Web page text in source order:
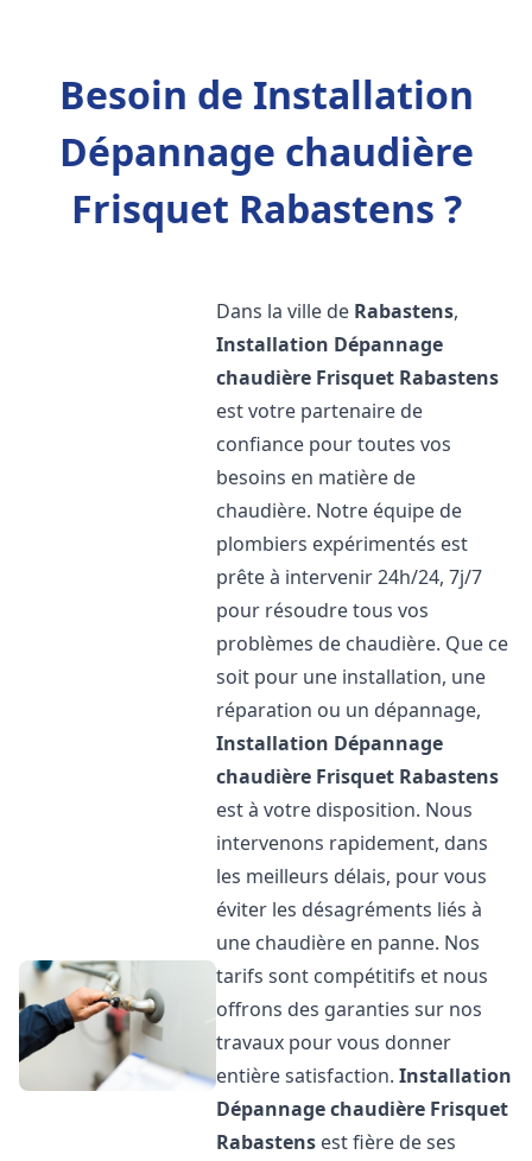
Besoin de Installation
Dépannage chaudière
Frisquet Rabastens ?
Dans la ville de Rabastens,
Installation Dépannage
chaudière Frisquet Rabastens
est votre partenaire de
confiance pour toutes vos
besoins en matière de
chaudière. Notre équipe de
plombiers expérimentés est
prête à intervenir 24h/24, 7j/7
pour résoudre tous vos
problèmes de chaudière. Que ce
soit pour une installation, une
réparation ou un dépannage,
Installation Dépannage
chaudière Frisquet Rabastens
est à votre disposition. Nous
intervenons rapidement, dans
les meilleurs délais, pour vous
éviter les désagréments liés à
une chaudière en panne. Nos
tarifs sont compétitifs et nous
offrons des garanties sur nos
travaux pour vous donner
entière satisfaction.Installation
Dépannage chaudière Frisquet
Rabastens est fière de ses